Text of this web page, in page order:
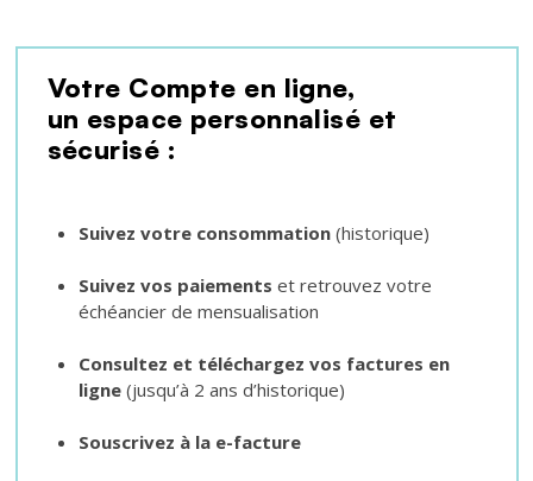
Votre Compte en ligne,
un espace personnalisé et
sécurisé :
Suivez votre consommation(historique)
Suivez vos paiements et retrouvez votre
échéancier de mensualisation
Consultez et téléchargez vos factures en
ligne(jusqu’à 2 ans d’historique)
Souscrivez à la e-facture